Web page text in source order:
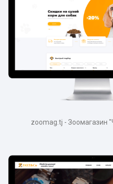
zoomag.tj - Зоомагазин